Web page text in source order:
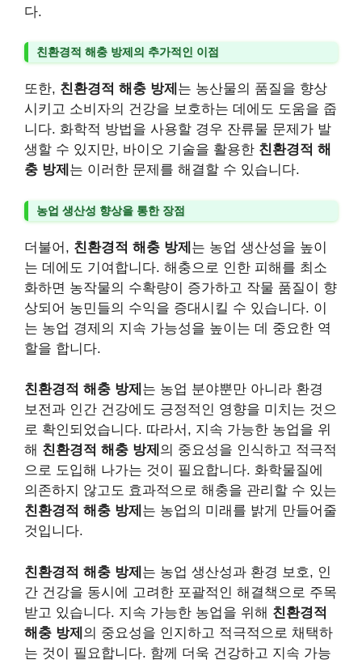
다.
친환경적 해충 방제의 추가적인 이점
또한, 친환경적 해충 방제 는 농산물의 품질을 향상
시키고 소비자의 건강을 보호하는 데에도 도움을 줍
니다. 화학적 방법을 사용할 경우 잔류물 문제가 발
생할 수 있지만, 바이오 기술을 활용한 친환경적 해
충 방제 는 이러한 문제를 해결할 수 있습니다.
농업 생산성 향상을 통한 장점
더불어, 친환경적 해충 방제 는 농업 생산성을 높이
는 데에도 기여합니다. 해충으로 인한 피해를 최소
화하면 농작물의 수확량이 증가하고 작물 품질이 향
상되어 농민들의 수익을 증대시킬 수 있습니다. 이
는 농업 경제의 지속 가능성을 높이는 데 중요한 역
할을 합니다.
친환경적 해충 방제 는 농업 분야뿐만 아니라 환경
보전과 인간 건강에도 긍정적인 영향을 미치는 것으
로 확인되었습니다. 따라서, 지속 가능한 농업을 위
해 친환경적 해충 방제 의 중요성을 인식하고 적극적
으로 도입해 나가는 것이 필요합니다. 화학물질에
의존하지 않고도 효과적으로 해충을 관리할 수 있는
친환경적 해충 방제 는 농업의 미래를 밝게 만들어줄
것입니다.
친환경적 해충 방제 는 농업 생산성과 환경 보호, 인
간 건강을 동시에 고려한 포괄적인 해결책으로 주목
받고 있습니다. 지속 가능한 농업을 위해 친환경적
해충 방제 의 중요성을 인지하고 적극적으로 채택하
는 것이 필요합니다. 함께 더욱 건강하고 지속 가능